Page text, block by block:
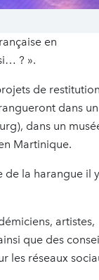
en
? ».
de restitution
dans un
dans un
Martinique.
de la harangue il
artistes,
que des
les réseaux